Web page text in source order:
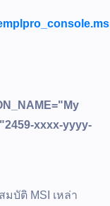
xxxx-yyyy-
บัติ MSI เหล่า